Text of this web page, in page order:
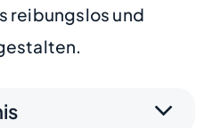
reibungslos und